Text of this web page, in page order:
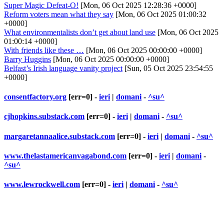
Super Magic Defeat-O! [Mon, 06 Oct 2025 12:28:36 +0000]
Reform voters mean what they say [Mon, 06 Oct 2025 01:00:32
+0000]
What environmentalists don’t get about land use [Mon, 06 Oct 2025
01:00:14 +0000]
With friends like these … [Mon, 06 Oct 2025 00:00:00 +0000]
Barry Huggins [Mon, 06 Oct 2025 00:00:00 +0000]
Belfast’s Irish language vanity project [Sun, 05 Oct 2025 23:54:55
+0000]
consentfactory.org [err=0] - ieri | domani - ^su^
cjhopkins.substack.com [err=0] - ieri| domani- ^su^
margaretannaalice.substack.com [err=0] - ieri | domani - ^su^
www.thelastamericanvagabond.com [err=0] - ieri | domani -
^su^
www.lewrockwell.com [err=0] - ieri | domani - ^su^